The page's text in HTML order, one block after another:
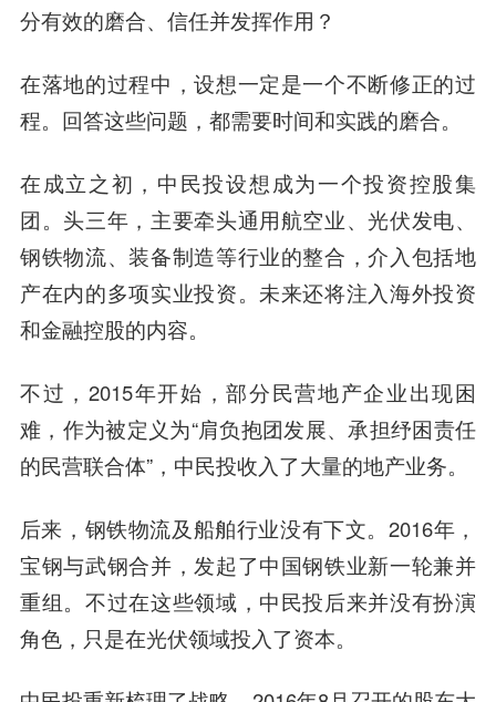
分有效的磨合、信任并发挥作用？
在落地的过程中，设想一定是一个不断修正的过
程。回答这些问题，都需要时间和实践的磨合。
在成立之初，中民投设想成为一个投资控股集
团。头三年，主要牵头通用航空业、光伏发电、
钢铁物流、装备制造等行业的整合，介入包括地
产在内的多项实业投资。未来还将注入海外投资
和金融控股的内容。
不过，2015年开始，部分民营地产企业出现困
难，作为被定义为“肩负抱团发展、承担纾困责任
的民营联合体”，中民投收入了大量的地产业务。
后来，钢铁物流及船舶行业没有下文。2016年，
宝钢与武钢合并，发起了中国钢铁业新一轮兼并
重组。不过在这些领域，中民投后来并没有扮演
角色，只是在光伏领域投入了资本。